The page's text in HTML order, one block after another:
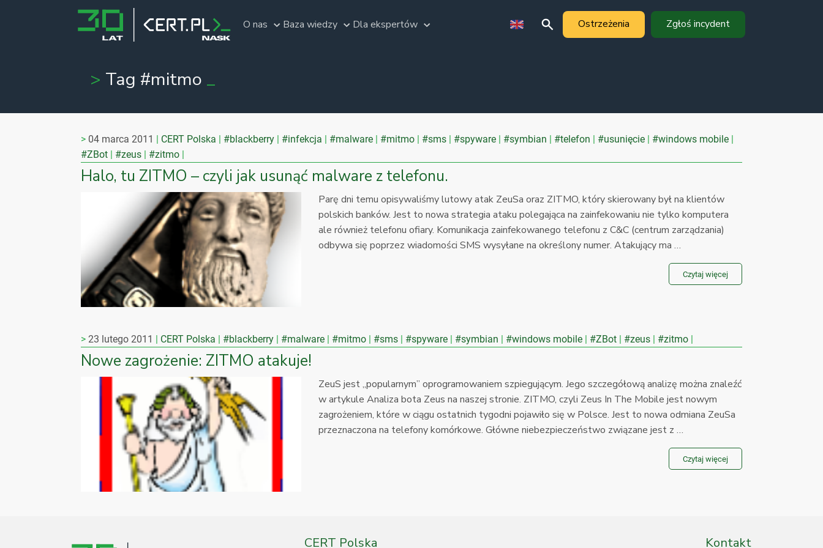
O nas Baza wiedzy Dla ekspertów Ostrzeżenia Zgłoś incydent
Tag #mitmo
04 marca 2011 CERT Polska #blackberry #infekcja #malware #mitmo #sms #spyware #symbian #telefon #usunięcie
#windows mobile
#ZBot
#zeus #zitmo
Halo, tu ZITMO – czyli jak usunąć malware z telefonu.
Parę dni temu opisywaliśmy lutowy atak ZeuSa oraz ZITMO, który skierowany był na klientów
polskich banków. Jest to nowa strategia ataku polegająca na zainfekowaniu nie tylko komputera
ale również telefonu ofiary. Komunikacja zainfekowanego telefonu z C&C (centrum zarządzania)
odbywa się poprzez wiadomości SMS wysyłane na określony numer. Atakujący ma …
Czytaj więcej
23 lutego 2011 CERT Polska #blackberry #malware #mitmo #sms #spyware #symbian #windows mobile #ZBot #zeus #zitmo
Nowe zagrożenie: ZITMO atakuje!
ZeuS jest „popularnym” oprogramowaniem szpiegującym. Jego szczegółową analizę można znaleźć
w artykule Analiza bota Zeus na naszej stronie. ZITMO, czyli Zeus In The Mobile jest nowym
zagrożeniem, które w ciągu ostatnich tygodni pojawiło się w Polsce. Jest to nowa odmiana ZeuSa
przeznaczona na telefony komórkowe. Główne niebezpieczeństwo związane jest z …
Czytaj więcej
CERT Polska Kontakt